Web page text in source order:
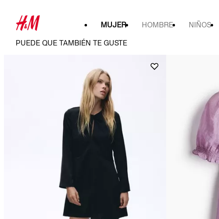
MUJER HOMBRE NIÑOS
PUEDE QUE TAMBIÉN TE GUSTE